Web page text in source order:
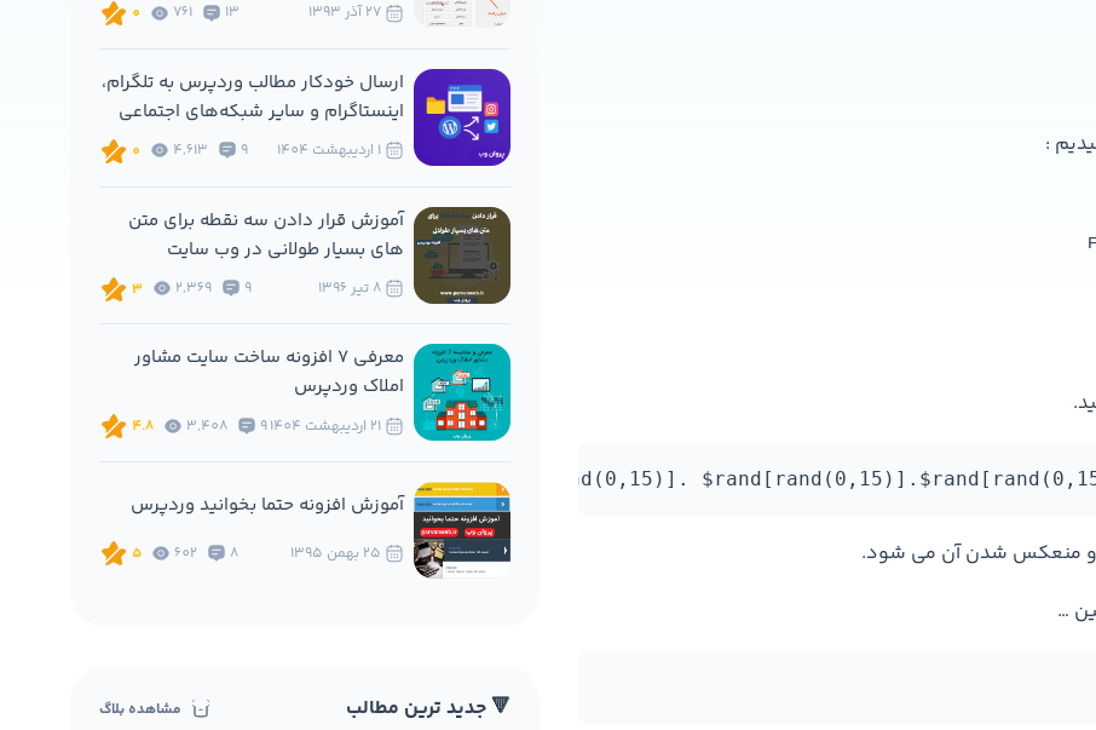
:
و منعکس شدن آن می شود.
13
761
0
ارسال خودکار مطالب وردپرس به تلگرام،
اینستاگرام و سایر شبکه‌های اجتماعی
9
4,613
0
آموزش قرار دادن سه نقطه برای متن
های بسیار طولانی در وب سایت
9
2,369
3
معرفی 7 افزونه ساخت سایت مشاور
املاک وردپرس
9
3,408
4.8
آموزش افزونه حتما بخوانید وردپرس
8
602
5
🔻 جدید ترین مطالب مشاهده بلاگ